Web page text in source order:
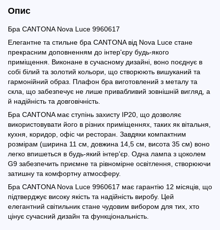
Опис
Бра CANTONA Nova Luce 9960617
Елегантне та стильне бра CANTONA від Nova Luce стане
прекрасним доповненням до інтер'єру будь-якого
приміщення. Виконане в сучасному дизайні, воно поєднує в
собі білий та золотий кольори, що створюють вишуканий та
гармонійний образ. Плафон бра виготовлений з металу та
скла, що забезпечує не лише привабливий зовнішній вигляд, а
й надійність та довговічність.
Бра CANTONA має ступінь захисту IP20, що дозволяє
використовувати його в різних приміщеннях, таких як вітальня,
кухня, коридор, офіс чи ресторан. Завдяки компактним
розмірам (ширина 11 см, довжина 14,5 см, висота 35 см) воно
легко впишеться в будь-який інтер'єр. Одна лампа з цоколем
G9 забезпечить приємне та рівномірне освітлення, створюючи
затишну та комфортну атмосферу.
Бра CANTONA Nova Luce 9960617 має гарантію 12 місяців, що
підтверджує високу якість та надійність виробу. Цей
елегантний світильник стане чудовим вибором для тих, хто
цінує сучасний дизайн та функціональність.